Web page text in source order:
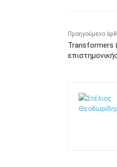
Προηγούμενο
Transformers